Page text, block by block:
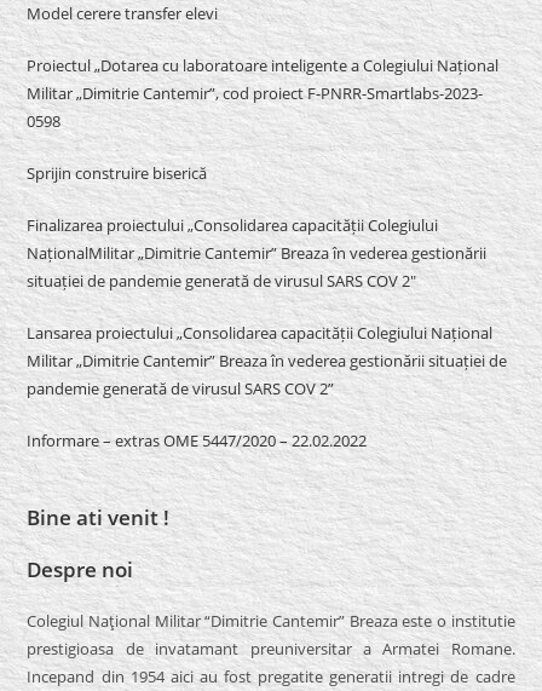
Model cerere transfer elevi
Proiectul „Dotarea cu laboratoare inteligente a Colegiului Național
Militar „Dimitrie Cantemir”, cod proiect F-PNRR-Smartlabs-2023-
0598
Sprijin construire biserică
Finalizarea proiectului „Consolidarea capacității Colegiului
NaționalMilitar „Dimitrie Cantemir” Breaza în vederea gestionării
situației de pandemie generată de virusul SARS COV 2″
Lansarea proiectului „Consolidarea capacității Colegiului Național
Militar „Dimitrie Cantemir” Breaza în vederea gestionării situației de
pandemie generată de virusul SARS COV 2”
Informare – extras OME 5447/2020 – 22.02.2022
Bine ati venit !
Despre noi
Colegiul Naţional Militar “Dimitrie Cantemir” Breaza este o institutie
prestigioasa de invatamant preuniversitar a Armatei Romane.
Incepand din 1954 aici au fost pregatite generatii intregi de cadre